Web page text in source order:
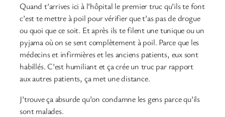
Quand t’arrives ici à l’hôpital le premier truc qu’ils te font
c’est te mettre à poil pour vérifier que t’as pas de drogue
ou quoi que ce soit. Et après ils te filent une tunique ou un
pyjama où on se sent complètement à poil. Parce que les
médecins et infirmières et les anciens patients, eux sont
habillés. C’est humiliant et ça crée un truc par rapport
aux autres patients, ça met une distance.
J’trouve ça absurde qu’on condamne les gens parce qu’ils
sont malades.